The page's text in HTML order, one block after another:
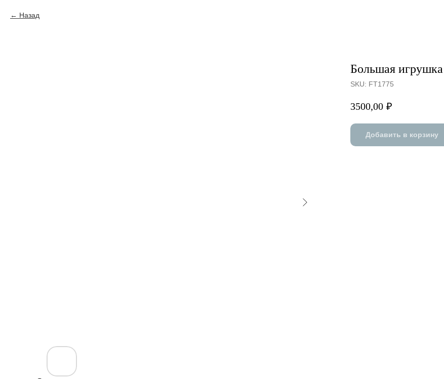
Назад
Большая игрушка
SKU: FT1775
3500,00 ₽
Добавить в корзину